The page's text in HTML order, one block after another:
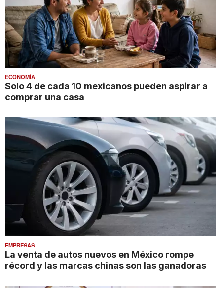
ECONOMÍA
Solo 4 de cada 10 mexicanos pueden aspirar a
comprar una casa
EMPRESAS
La venta de autos nuevos en México rompe
récord y las marcas chinas son las ganadoras